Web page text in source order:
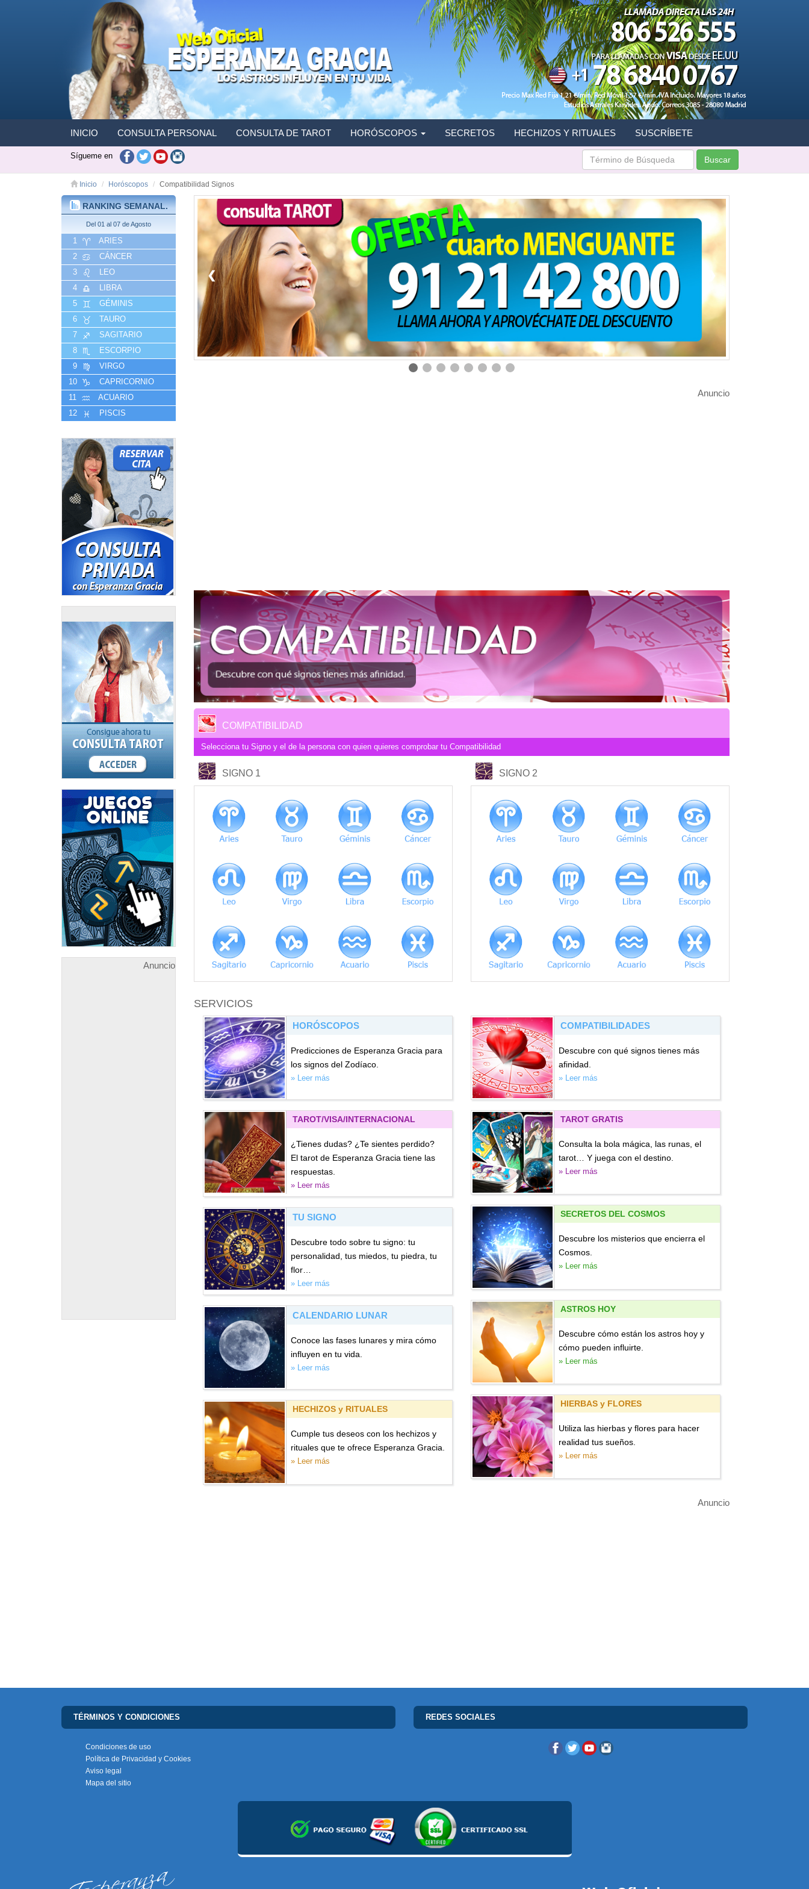
INICIO CONSULTA PERSONAL CONSULTA DE TAROT HORÓSCOPOS SECRETOS HECHIZOS Y RITUALES SUSCRÍBETE
Sígueme en Buscar
Inicio Horóscopos Compatibilidad Signos
RANKING SEMANAL.
Del 01 al 07 de Agosto
1
ARIES
2
CÁNCER
3
LEO
4
LIBRA
5
GÉMINIS
6
TAURO
7
SAGITARIO
8
ESCORPIO
9
VIRGO
10
CAPRICORNIO
11
ACUARIO
12
PISCIS
Anuncio
❮ ❯
Anuncio
COMPATIBILIDAD
Selecciona tu Signo y el de la persona con quien quieres comprobar tu Compatibilidad
SIGNO 1 SIGNO 2
SERVICIOS
HORÓSCOPOS
Predicciones de Esperanza Gracia para
los signos del Zodíaco.
» Leer más
TAROT/VISA/INTERNACIONAL
¿Tienes dudas? ¿Te sientes perdido?
El tarot de Esperanza Gracia tiene las
respuestas.
» Leer más
TU SIGNO
Descubre todo sobre tu signo: tu
personalidad, tus miedos, tu piedra, tu
flor…
» Leer más
CALENDARIO LUNAR
Conoce las fases lunares y mira cómo
influyen en tu vida.
» Leer más
HECHIZOS y RITUALES
Cumple tus deseos con los hechizos y
rituales que te ofrece Esperanza Gracia.
» Leer más
COMPATIBILIDADES
Descubre con qué signos tienes más
afinidad.
» Leer más
TAROT GRATIS
Consulta la bola mágica, las runas, el
tarot… Y juega con el destino.
» Leer más
SECRETOS DEL COSMOS
Descubre los misterios que encierra el
Cosmos.
» Leer más
ASTROS HOY
Descubre cómo están los astros hoy y
cómo pueden influirte.
» Leer más
HIERBAS y FLORES
Utiliza las hierbas y flores para hacer
realidad tus sueños.
» Leer más
Anuncio
TÉRMINOS Y CONDICIONES
Condiciones de uso
Política de Privacidad y Cookies
Aviso legal
Mapa del sitio
REDES SOCIALES